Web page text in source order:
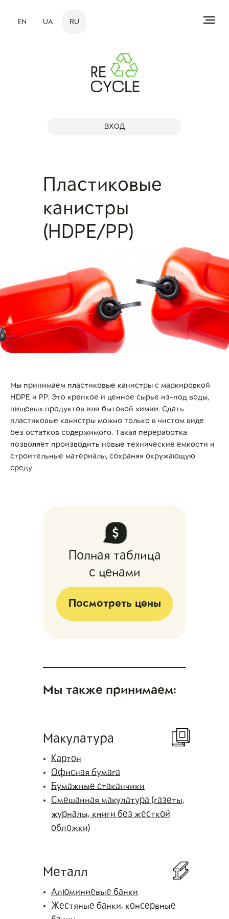
ВХОД
RU
EN UA
Пластиковые
канистры
(HDPE/PP)
Мы принимаем пластиковые канистры с маркировкой
HDPE и PP. Это крепкое и ценное сырье из-под воды,
пищевых продуктов или бытовой химии. Сдать
пластиковые канистры можно только в чистом виде
без остатков содержимого. Такая переработка
позволяет производить новые технические емкости и
строительные материалы, сохраняя окружающую
среду.
Полная таблица
с ценами
Посмотреть цены
Мы также принимаем:
Макулатура
Картон
Офисная бумага
Бумажные стаканчики
Смешанная макулатура (газеты,
журналы, книги без жесткой
обложки)
Металл
Алюминиевые банки
Жестяные банки, консервные